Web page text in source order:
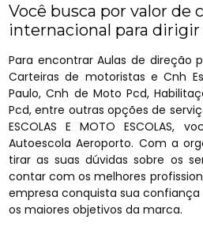
Você busca por valor de
internacional para dirigir
Para encontrar Aulas de direção
Carteiras de motoristas e Cnh
Paulo, Cnh de Moto Pcd,
Pcd, entre outras opções de
ESCOLAS E MOTO
Autoescola Aeroporto. Com a
tirar as suas dúvidas sobre os
contar com os melhores
empresa conquista sua
os maiores objetivos da marca.